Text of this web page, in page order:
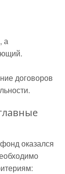
а
договоров
оказался